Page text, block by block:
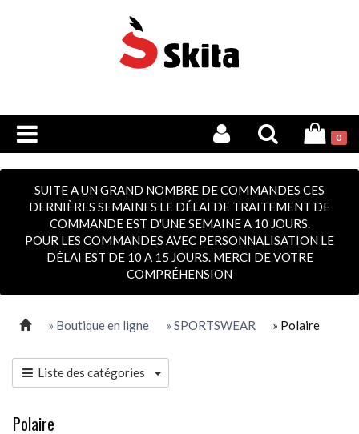
0
SUITE A UN GRAND NOMBRE DE COMMANDES CES
DERNIÈRES SEMAINES LE DÉLAI DE TRAITEMENT DE
COMMANDE EST D'UNE SEMAINE A 10 JOURS.
POUR LES COMMANDES AVEC PERSONNALISATION LE
DÉLAI EST DE 10 A 15 JOURS. MERCI DE VOTRE
COMPRÉHENSION
» Boutique en ligne » SPORTSWEAR » Polaire
Liste des catégories
Polaire